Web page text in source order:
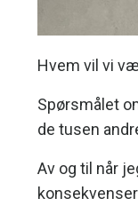
Hvem vil vi
Spørsmålet
de tusen
Av og til når